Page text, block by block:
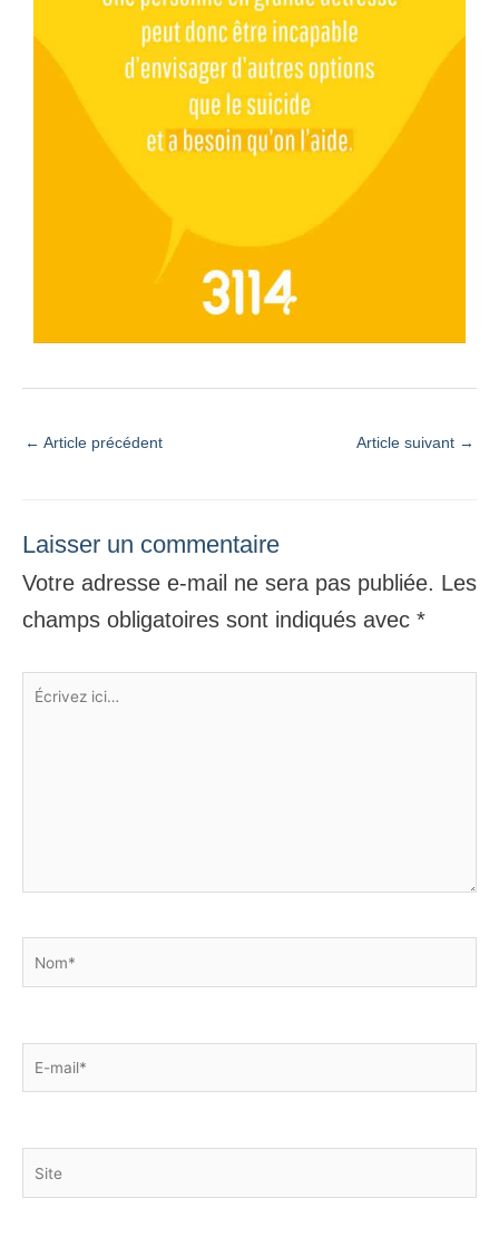
← Article précédent Article suivant →
Laisser un commentaire
Votre adresse e-mail ne sera pas publiée. Les
champs obligatoires sont indiqués avec *
Écrivez
Nom*
E-
mail*
Site